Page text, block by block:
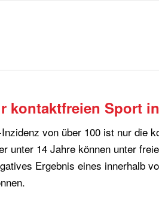
kontaktfreien Sport
von über 100 ist nur
unter 14 Jahre können unter
Ergebnis eines innerhalb